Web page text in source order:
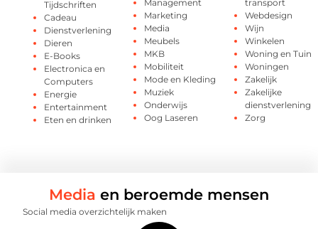
Tijdschriften
Cadeau
Dienstverlening
Dieren
E-Books
Electronica en
Computers
Energie
Entertainment
Eten en drinken
Management
Marketing
Media
Meubels
MKB
Mobiliteit
Mode en Kleding
Muziek
Onderwijs
Oog Laseren
transport
Webdesign
Wijn
Winkelen
Woning en Tuin
Woningen
Zakelijk
Zakelijke
dienstverlening
Zorg
Media en beroemde mensen
Social media overzichtelijk maken